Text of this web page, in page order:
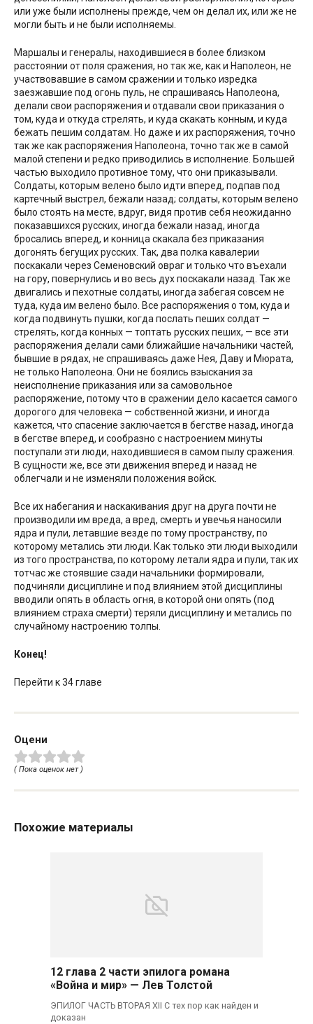
или уже были исполнены прежде, чем он делал их, или же не
могли быть и не были исполняемы.
Маршалы и генералы, находившиеся в более близком
расстоянии от поля сражения, но так же, как и Наполеон, не
участвовавшие в самом сражении и только изредка
заезжавшие под огонь пуль, не спрашиваясь Наполеона,
делали свои распоряжения и отдавали свои приказания о
том, куда и откуда стрелять, и куда скакать конным, и куда
бежать пешим солдатам. Но даже и их распоряжения, точно
так же как распоряжения Наполеона, точно так же в самой
малой степени и редко приводились в исполнение. Большей
частью выходило противное тому, что они приказывали.
Солдаты, которым велено было идти вперед, подпав под
картечный выстрел, бежали назад; солдаты, которым велено
было стоять на месте, вдруг, видя против себя неожиданно
показавшихся русских, иногда бежали назад, иногда
бросались вперед, и конница скакала без приказания
догонять бегущих русских. Так, два полка кавалерии
поскакали через Семеновский овраг и только что въехали
на гору, повернулись и во весь дух поскакали назад. Так же
двигались и пехотные солдаты, иногда забегая совсем не
туда, куда им велено было. Все распоряжения о том, куда и
когда подвинуть пушки, когда послать пеших солдат —
стрелять, когда конных — топтать русских пеших, — все эти
распоряжения делали сами ближайшие начальники частей,
бывшие в рядах, не спрашиваясь даже Нея, Даву и Мюрата,
не только Наполеона. Они не боялись взыскания за
неисполнение приказания или за самовольное
распоряжение, потому что в сражении дело касается самого
дорогого для человека — собственной жизни, и иногда
кажется, что спасение заключается в бегстве назад, иногда
в бегстве вперед, и сообразно с настроением минуты
поступали эти люди, находившиеся в самом пылу сражения.
В сущности же, все эти движения вперед и назад не
облегчали и не изменяли положения войск.
Все их набегания и наскакивания друг на друга почти не
производили им вреда, а вред, смерть и увечья наносили
ядра и пули, летавшие везде по тому пространству, по
которому метались эти люди. Как только эти люди выходили
из того пространства, по которому летали ядра и пули, так их
тотчас же стоявшие сзади начальники формировали,
подчиняли дисциплине и под влиянием этой дисциплины
вводили опять в область огня, в которой они опять (под
влиянием страха смерти) теряли дисциплину и метались по
случайному настроению толпы.
Конец!
Перейти к 34 главе
Оцени
( Пока оценок нет )
Похожие материалы
12 глава 2 части эпилога романа
«Война и мир» — Лев Толстой
ЭПИЛОГ ЧАСТЬ ВТОРАЯ XII С тех пор как найден и
доказан